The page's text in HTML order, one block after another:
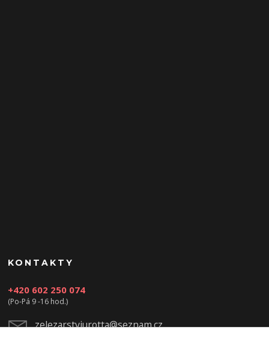
KONTAKTY
+420 602 250 074
(Po-Pá 9 -16 hod.)
zelezarstviurotta@seznam.cz